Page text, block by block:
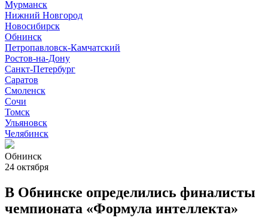
Мурманск
Нижний Новгород
Новосибирск
Обнинск
Петропавловск-Камчатский
Ростов-на-Дону
Санкт-Петербург
Саратов
Смоленск
Сочи
Томск
Ульяновск
Челябинск
Обнинск
24 октября
В Обнинске определились финалисты
чемпионата «Формула интеллекта»